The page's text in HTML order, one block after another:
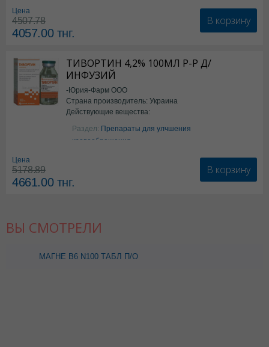
Цена
4507.78
4057.00тнг.
В корзину
ТИВОРТИН 4,2% 100МЛ Р-Р Д/
ИНФУЗИЙ
-Юрия-Фарм ООО
Страна производитель: Украина
Действующие вещества:
Аргинин
Раздел: Препараты для улчшения
кровообращения
Цена
5178.89
4661.00тнг.
В корзину
ВЫ СМОТРЕЛИ
МАГНЕ В6 N100 ТАБЛ П/О